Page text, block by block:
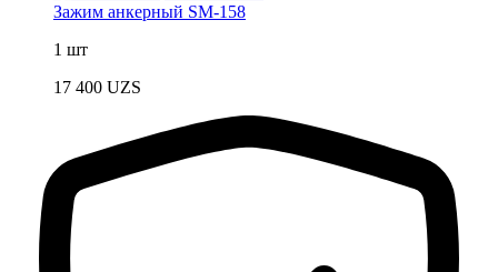
Зажим анкерный SM-158
1 шт
17 400 UZS